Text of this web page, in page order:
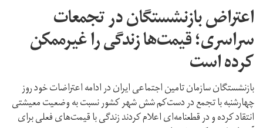
اعتراض بازنشستگان در تجمعات
سراسری؛ قیمت‌ها زندگی را غیرممکن
کرده است
بازنشستگان سازمان تامین اجتماعی ایران در ادامه اعتراضات خود روز
چهارشنبه با تجمع در دست‌کم شش شهر کشور نسبت به وضعیت معیشتی
انتقاد کرده و در قطعنامه‌ای اعلام کردند زندگی با قیمت‌های فعلی برای